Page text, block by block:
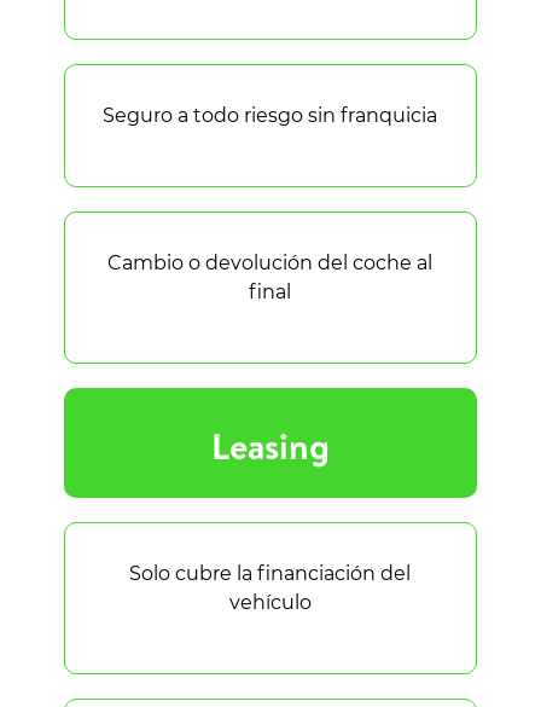
Leasing
Solo cubre la financiación del
vehículo
Seguro a todo riesgo sin franquicia
Cambio o devolución del coche al
final